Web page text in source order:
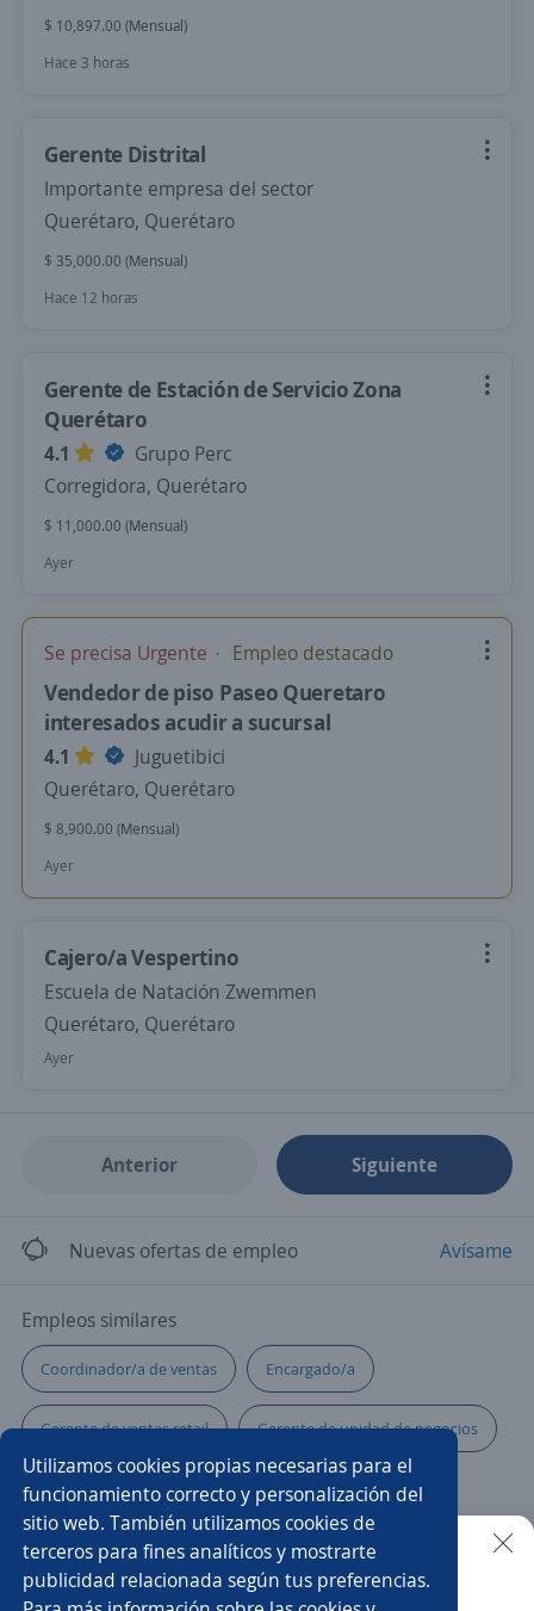
Utilizamos cookies propias necesarias para el
funcionamiento correcto y personalización del
sitio web. También utilizamos cookies de
terceros para fines analíticos y mostrarte
publicidad relacionada según tus preferencias.
$ 10,897.00 (Mensual)
Hace 3 horas
Gerente Distrital
Importante empresa del sector
Querétaro, Querétaro
$ 35,000.00 (Mensual)
Hace 12 horas
Gerente de Estación de Servicio Zona
Querétaro
4.1
Grupo Perc
Corregidora, Querétaro
$ 11,000.00 (Mensual)
Ayer
Se precisa Urgente Empleo destacado
Vendedor de piso Paseo Queretaro
interesados acudir a sucursal
4.1
Juguetibici
Querétaro, Querétaro
$ 8,900.00 (Mensual)
Ayer
Cajero/a Vespertino
Escuela de Natación Zwemmen
Querétaro, Querétaro
Ayer
Anterior Siguiente
Nuevas ofertas de empleo Avísame
Empleos similares
Coordinador/a de ventas Encargado/a
Gerente de ventas retail Gerente de unidad de negocios
Ejecutivo de servicio Jefe/a de turno
Ejecutivo personal Ejecutivo/a telefónico
Buscar es más fácil en la app